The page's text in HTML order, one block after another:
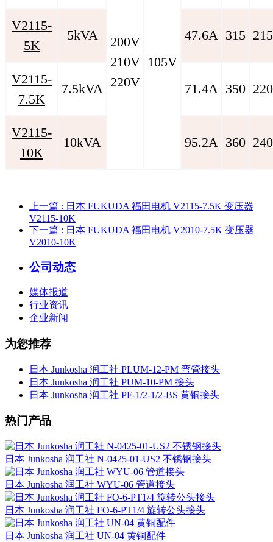
200V
210V
220V
105V
V2115-
5K
5kVA 47.6A 315 215
V2115-
7.5K
7.5kVA 71.4A 350 220
V2115-
10K
10kVA 95.2A 360 240
上一篇 : 日本 FUKUDA 福田电机 V2115-7.5K 变压器
V2115-10K
下一篇 : 日本 FUKUDA 福田电机 V2010-7.5K 变压器
V2010-10K
公司动态
媒体报道
行业资讯
企业新闻
为您推荐
日本 Junkosha 润工社 PLUM-12-PM 弯管接头
日本 Junkosha 润工社 PUM-10-PM 接头
日本 Junkosha 润工社 PF-1/2-1/2-BS 黄铜接头
热门产品
日本 Junkosha 润工社 N-0425-01-US2 不锈钢接头
日本 Junkosha 润工社 WYU-06 管道接头
日本 Junkosha 润工社 FO-6-PT1/4 旋转公头接头
日本 Junkosha 润工社 UN-04 黄铜配件